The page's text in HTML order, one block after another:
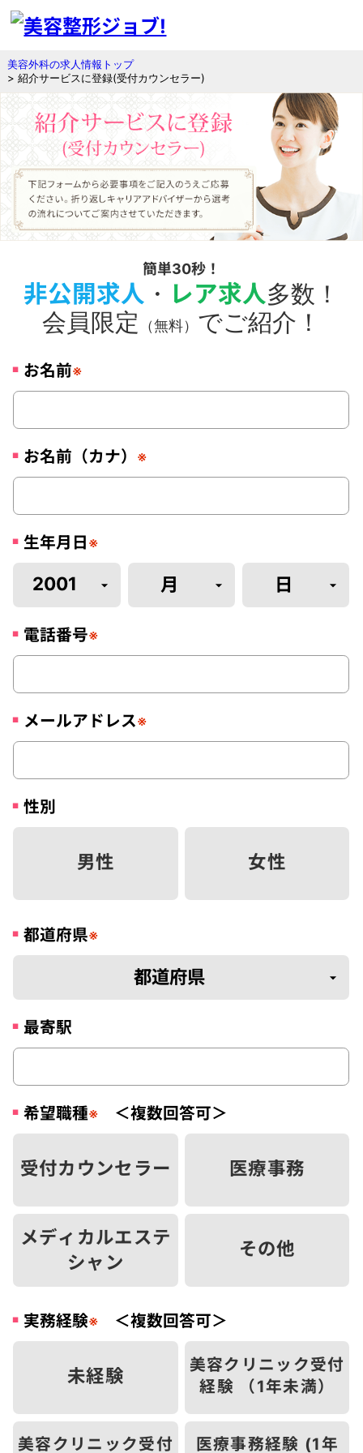
美容外科の求人情報トップ
> 紹介サービスに登録(受付カウンセラー)
簡単30秒！
非公開求人 ・ レア求人多数！
会員限定
（無料） でご紹介！
お名前※
お名前（カナ） ※
生年月日※
電話番号※
メールアドレス※
性別
男性 女性
都道府県※
最寄駅
希望職種※＜複数回答可＞
受付カウンセラー 医療事務
メディカルエステ
シャン
その他
実務経験※＜複数回答可＞
未経験
美容クリニック受付
経験 （1年未満）
美容クリニック受付 医療事務経験 (1年